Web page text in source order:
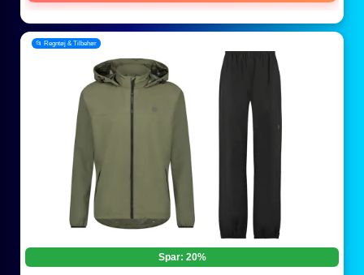
📂 Regntøj & Tilbehør
Spar: 20%